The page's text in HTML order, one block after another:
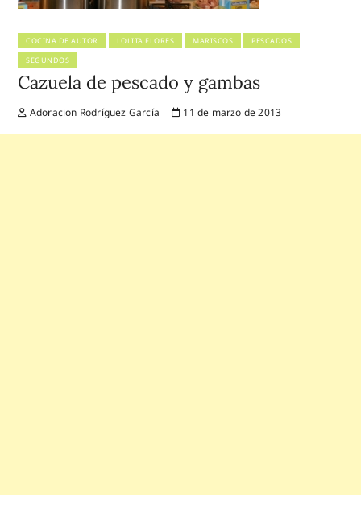
COCINA DE AUTOR LOLITA FLORES MARISCOS
PESCADOS
SEGUNDOS
Cazuela de pescado y gambas
Adoracion Rodríguez García 11 de marzo de 2013